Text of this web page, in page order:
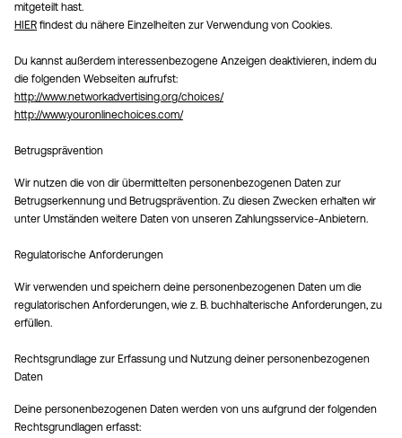
mitgeteilt hast.
HIER findest du nähere Einzelheiten zur Verwendung von Cookies.
Du kannst außerdem interessenbezogene Anzeigen deaktivieren, indem du
die folgenden Webseiten aufrufst:
http://www.networkadvertising.org/choices/
http://www.youronlinechoices.com/
Betrugsprävention
Wir nutzen die von dir übermittelten personenbezogenen Daten zur
Betrugserkennung und Betrugsprävention. Zu diesen Zwecken erhalten wir
unter Umständen weitere Daten von unseren Zahlungsservice-Anbietern.
Regulatorische Anforderungen
Wir verwenden und speichern deine personenbezogenen Daten um die
regulatorischen Anforderungen, wie z. B. buchhalterische Anforderungen, zu
erfüllen.
Rechtsgrundlage zur Erfassung und Nutzung deiner personenbezogenen
Daten
Deine personenbezogenen Daten werden von uns aufgrund der folgenden
Rechtsgrundlagen erfasst: